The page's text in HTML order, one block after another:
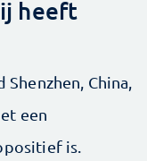
heeft
China,
een
is.